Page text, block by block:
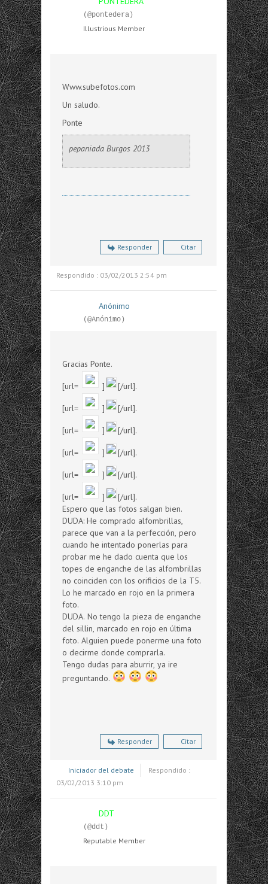
(@pontedera)
Illustrious Member
Www.subefotos.com
Un saludo.
Ponte
pepaniada Burgos 2013
Responder Citar
Respondido : 03/02/2013 2:54 pm
Anónimo
(@Anónimo)
Gracias Ponte.
[url= ] [/url].
[url= ] [/url].
[url= ] [/url].
[url= ] [/url].
[url= ] [/url].
[url= ]
[/url].
Espero que las fotos salgan bien.
DUDA: He comprado alfombrillas,
parece que van a la perfección, pero
cuando he intentado ponerlas para
probar me he dado cuenta que los
topes de enganche de las alfombrillas
no coinciden con los orificios de la T5.
Lo he marcado en rojo en la primera
foto.
DUDA. No tengo la pieza de enganche
del sillin, marcado en rojo en última
foto. Alguien puede ponerme una foto
o decirme donde comprarla.
Tengo dudas para aburrir, ya ire
preguntando.
Responder Citar
Iniciador del debate
03/02/2013 3:10 pm
DDT
(@ddt)
Reputable Member